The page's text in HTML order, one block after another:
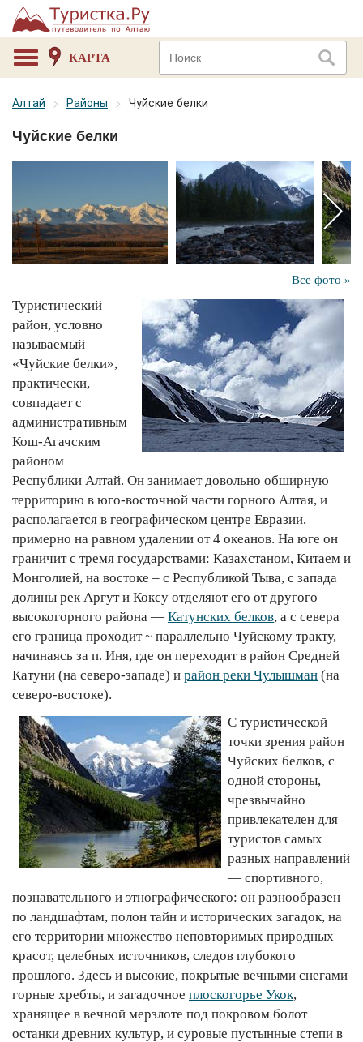
КАРТА
Алтай Районы Чуйские белки
Чуйские белки
Все фото »
Туристический
район, условно
называемый
«Чуйские белки»,
практически,
совпадает с
административным
Кош-Агачским
районом
Республики Алтай. Он занимает довольно обширную
территорию в юго-восточной части горного Алтая, и
располагается в географическом центре Евразии,
примерно на равном удалении от 4 океанов. На юге он
граничит с тремя государствами: Казахстаном, Китаем и
Монголией, на востоке – с Республикой Тыва, с запада
долины рек Аргут и Коксу отделяют его от другого
высокогорного района — Катунских белков, а с севера
его граница проходит ~ параллельно Чуйскому тракту,
начинаясь за п. Иня, где он переходит в район Средней
Катуни (на северо-западе) и район реки Чулышман (на
северо-востоке).
С туристической
точки зрения район
Чуйских белков, с
одной стороны,
чрезвычайно
привлекателен для
туристов самых
разных направлений
— спортивного,
познавательного и этнографического: он разнообразен
по ландшафтам, полон тайн и исторических загадок, на
его территории множество неповторимых природных
красот, целебных источников, следов глубокого
прошлого. Здесь и высокие, покрытые вечными снегами
горные хребты, и загадочное плоскогорье Укок,
хранящее в вечной мерзлоте под покровом болот
останки древних культур, и суровые пустынные степи в